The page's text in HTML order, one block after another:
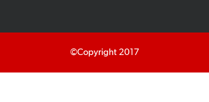
©Copyright 2017